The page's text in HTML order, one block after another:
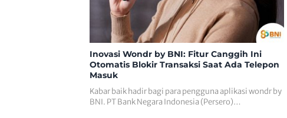
Inovasi Wondr by BNI: Fitur Canggih Ini
Otomatis Blokir Transaksi Saat Ada Telepon
Masuk
Kabar baik hadir bagi para pengguna aplikasi wondr by
BNI. PT Bank Negara Indonesia (Persero)…